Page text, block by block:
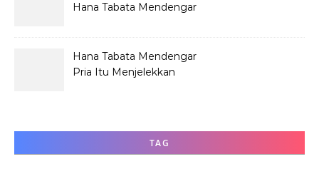
Hana Tabata Mendengar
Hana Tabata Mendengar
Pria Itu Menjelekkan
TAG